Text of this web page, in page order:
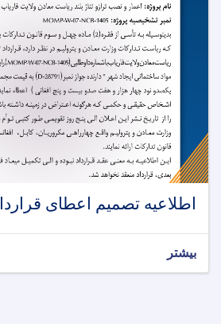
اطلاعیه تصمیم اعطای
بیشتر